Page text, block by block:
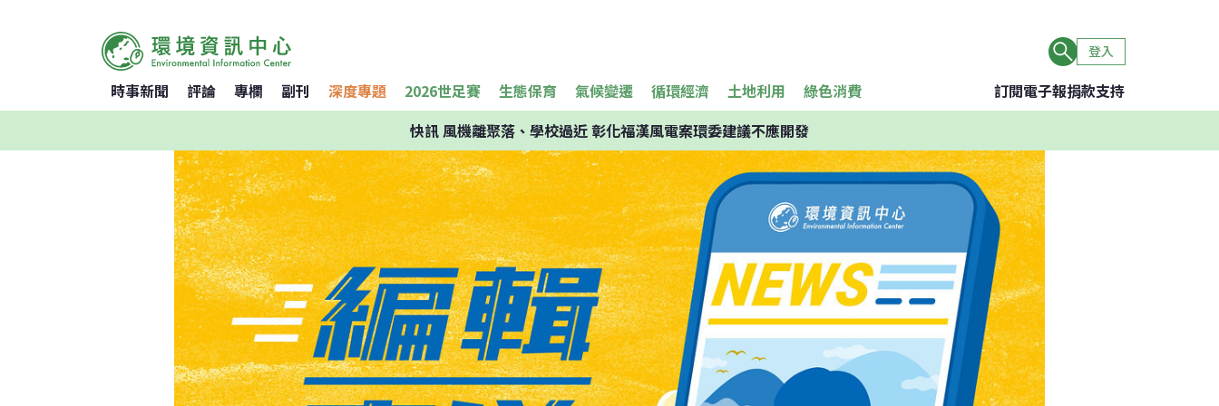
登入
時事新聞 評論 專欄 副刊 深度專題 2026世足賽 生態保育 氣候變遷 循環經濟 土地利用 綠色消費 訂閱電子報捐款支持
快訊風機離聚落、學校過近 彰化福漢風電案環委建議不應開發